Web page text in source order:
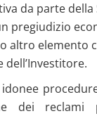
da parte della
pregiudizio
altro elemento
dell’Investitore.
idonee
dei reclami